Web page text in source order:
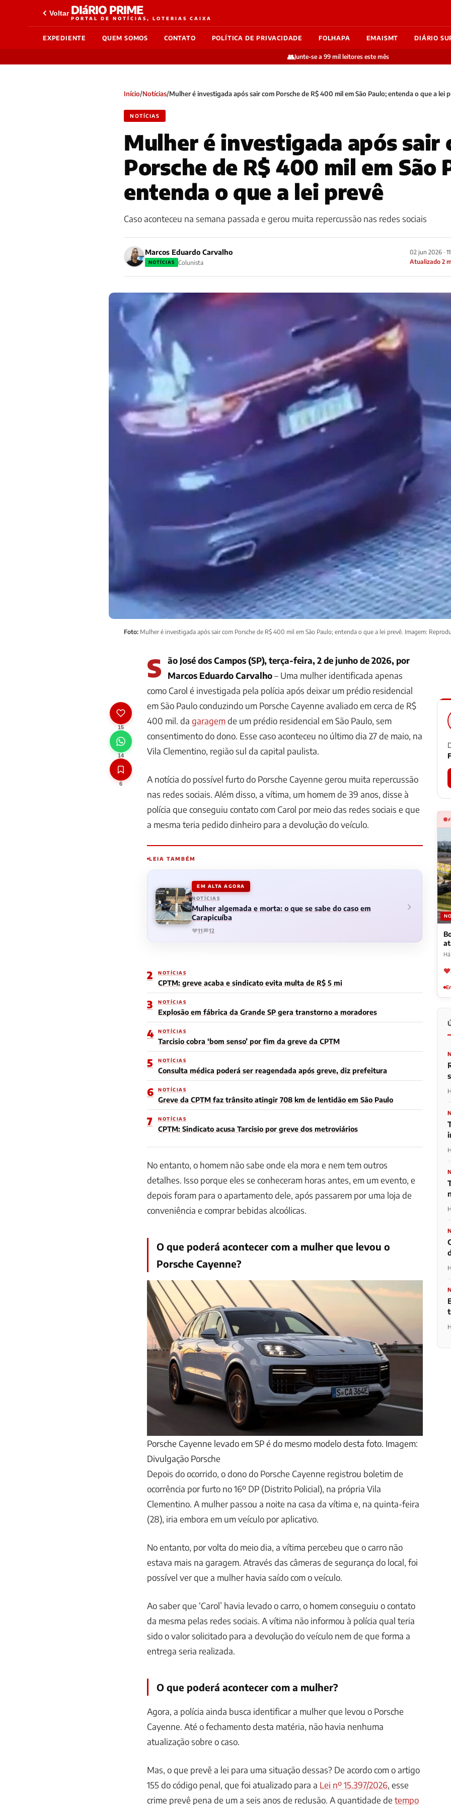
Voltar DIáRIO PRIME
PORTAL DE NOTÍCIAS, LOTERIAS CAIXA
EXPEDIENTE QUEM SOMOS CONTATO POLÍTICA DE PRIVACIDADE FOLHAPA EMAISMT DIÁRIO
👥Junte-se a 99 mil leitores este mês
Início/Notícias/Mulher é investigada após sair com Porsche de R$ 400 mil em São Paulo; entenda o que a lei
NOTÍCIAS
Mulher é investigada após sair
Porsche de R$ 400 mil em São
entenda o que a lei prevê
Caso aconteceu na semana passada e gerou muita repercussão nas redes sociais
Marcos Eduardo Carvalho
NOTÍCIAS Colunista
02 jun 2026 ·
Atualizado 2
Foto: Mulher é investigada após sair com Porsche de R$ 400 mil em São Paulo; entenda o que a lei prevê. Imagem:
15
14
6
S ão José dos Campos (SP), terça-feira, 2 de junho de 2026, por
Marcos Eduardo Carvalho– Uma mulher identificada apenas
como Carol é investigada pela polícia após deixar um prédio residencial
em São Paulo conduzindo um Porsche Cayenne avaliado em cerca de R$
400 mil. da garagemde um prédio residencial em São Paulo, sem
consentimento do dono. Esse caso aconteceu no último dia 27 de maio, na
Vila Clementino, região sul da capital paulista.
A notícia do possível furto do Porsche Cayenne gerou muita repercussão
nas redes sociais. Além disso, a vítima, um homem de 39 anos, disse à
polícia que conseguiu contato com Carol por meio das redes sociais e que
a mesma teria pedido dinheiro para a devolução do veículo.
LEIA TAMBÉM
EM ALTA AGORA
NOTÍCIAS
Mulher algemada e morta: o que se sabe do caso em
Carapicuíba
11 12
2 NOTÍCIAS
CPTM: greve acaba e sindicato evita multa de R$ 5 mi
3 NOTÍCIAS
Explosão em fábrica da Grande SP gera transtorno a moradores
4 NOTÍCIAS
Tarcisio cobra ‘bom senso’ por fim da greve da CPTM
5 NOTÍCIAS
Consulta médica poderá ser reagendada após greve, diz prefeitura
6 NOTÍCIAS
Greve da CPTM faz trânsito atingir 708 km de lentidão em São Paulo
7 NOTÍCIAS
CPTM: Sindicato acusa Tarcisio por greve dos metroviários
No entanto, o homem não sabe onde ela mora e nem tem outros
detalhes. Isso porque eles se conheceram horas antes, em um evento, e
depois foram para o apartamento dele, após passarem por uma loja de
conveniência e comprar bebidas alcoólicas.
O que poderá acontecer com a mulher que levou o
Porsche Cayenne?
Porsche Cayenne levado em SP é do mesmo modelo desta foto. Imagem:
Divulgação Porsche
Depois do ocorrido, o dono do Porsche Cayenne registrou boletim de
ocorrência por furto no 16º DP (Distrito Policial), na própria Vila
Clementino. A mulher passou a noite na casa da vítima e, na quinta-feira
(28), iria embora em um veículo por aplicativo.
No entanto, por volta do meio dia, a vítima percebeu que o carro não
estava mais na garagem. Através das câmeras de segurança do local, foi
possível ver que a mulher havia saído com o veículo.
Ao saber que ‘Carol’ havia levado o carro, o homem conseguiu o contato
da mesma pelas redes sociais. A vítima não informou à polícia qual teria
sido o valor solicitado para a devolução do veículo nem de que forma a
entrega seria realizada.
O que poderá acontecer com a mulher?
Agora, a polícia ainda busca identificar a mulher que levou o Porsche
Cayenne. Até o fechamento desta matéria, não havia nenhuma
atualização sobre o caso.
Mas, o que prevê a lei para uma situação dessas? De acordo com o artigo
155 do código penal, que foi atualizado para a Lei nº 15.397/2026, esse
crime prevê pena de um a seis anos de reclusão. A quantidade de tempo